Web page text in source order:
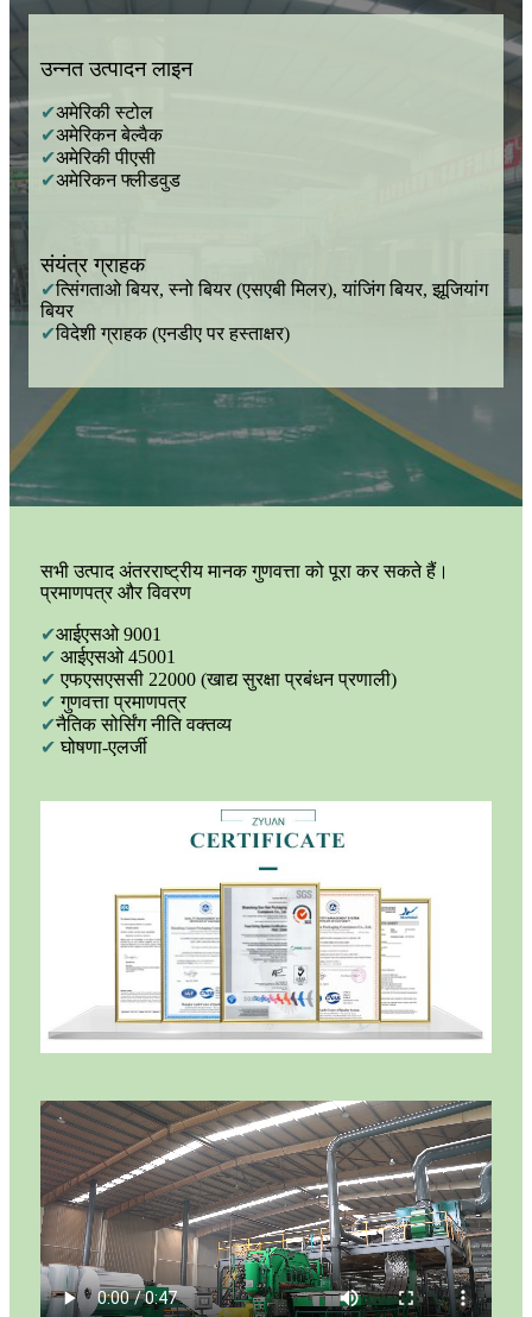
उन्नत उत्पादन लाइन
✔अमेरिकी स्टोल
✔अमेरिकन बेल्वैक
✔अमेरिकी पीएसी
✔अमेरिकन फ्लीडवुड
संयंत्र ग्राहक
✔त्सिंगताओ बियर, स्नो बियर (एसएबी मिलर), यांजिंग बियर, झूजियांग
बियर
✔विदेशी ग्राहक (एनडीए पर हस्ताक्षर)
सभी उत्पाद अंतरराष्ट्रीय मानक गुणवत्ता को पूरा कर सकते हैं।
प्रमाणपत्र और विवरण
✔आईएसओ 9001
✔ आईएसओ 45001
✔ एफएसएससी 22000 (खाद्य सुरक्षा प्रबंधन प्रणाली)
✔ गुणवत्ता प्रमाणपत्र
✔नैतिक सोर्सिंग नीति वक्तव्य
✔ घोषणा-एलर्जी